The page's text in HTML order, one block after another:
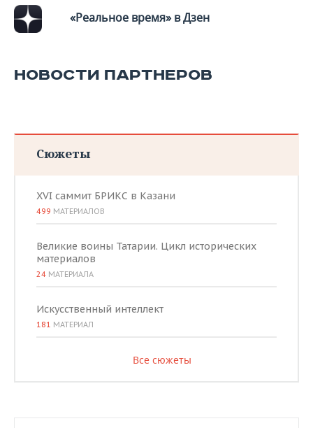
«Реальное время» в Дзен
НОВОСТИ ПАРТНЕРОВ
Сюжеты
XVI саммит БРИКС в Казани
499 МАТЕРИАЛОВ
Великие воины Татарии. Цикл исторических
материалов
24 МАТЕРИАЛА
Искусственный интеллект
181 МАТЕРИАЛ
Все сюжеты